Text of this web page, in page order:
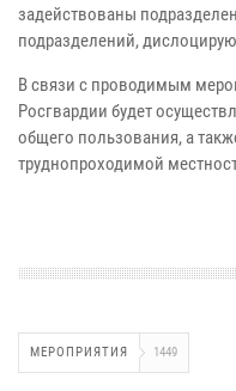
задействованы
подразделений,
В связи с проводимым
Росгвардии будет
общего пользования, а
труднопроходимой
МЕРОПРИЯТИЯ 1449